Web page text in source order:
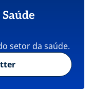
setor da saúde.